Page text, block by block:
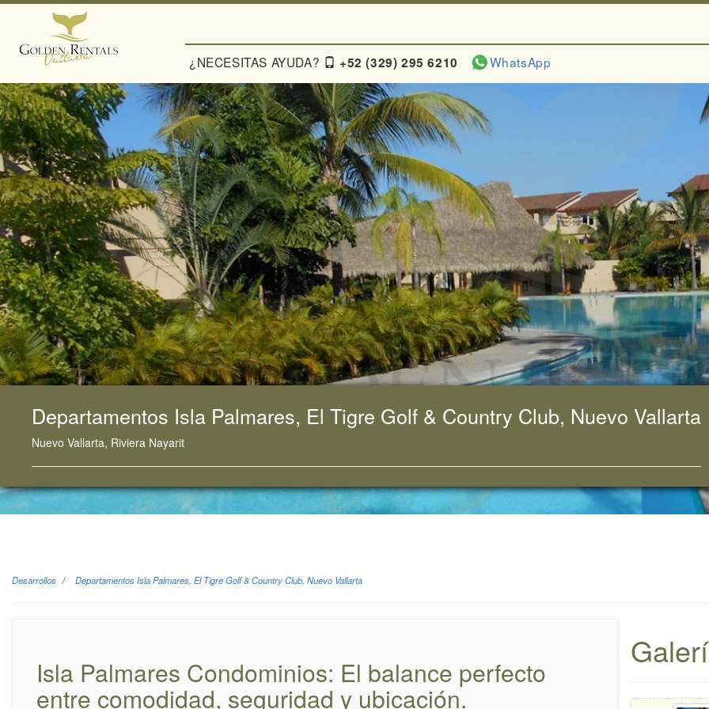
¿NECESITAS AYUDA? +52 (329) 295 6210 WhatsApp
Departamentos Isla Palmares, El Tigre Golf & Country Club, Nuevo Vallarta
Nuevo Vallarta, Riviera Nayarit
Desarrollos Departamentos Isla Palmares, El Tigre Golf & Country Club, Nuevo Vallarta
Isla Palmares Condominios: El balance perfecto
entre comodidad, seguridad y ubicación.